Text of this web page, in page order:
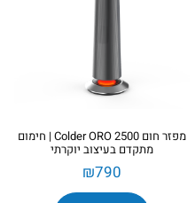
מפזר חום Colder ORO 2500 | חימום
מתקדם בעיצוב יוקרתי
₪790